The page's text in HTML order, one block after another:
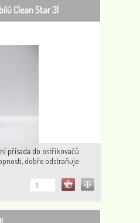
Clean Star 3l
přísada do ostřikovačů
dobře odstraňuje